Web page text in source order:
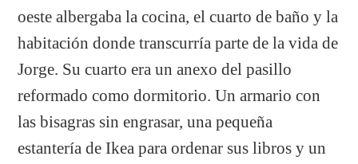
oeste albergaba la cocina, el cuarto de baño y la
habitación donde transcurría parte de la vida de
Jorge. Su cuarto era un anexo del pasillo
reformado como dormitorio. Un armario con
las bisagras sin engrasar, una pequeña
estantería de Ikea para ordenar sus libros y un